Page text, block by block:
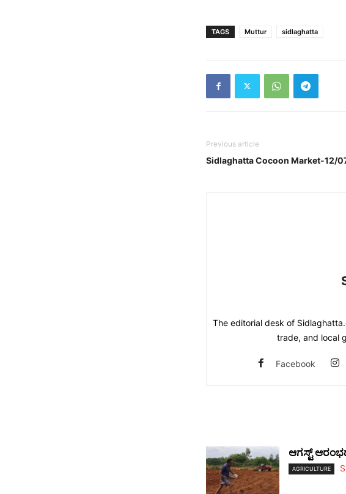
TAGS Muttur sidlaghatta
Previous article
Sidlaghatta Cocoon Market-12/
The editorial desk of
trade, and local
Facebook
ಆಗಸ್ಟ್
AGRICULTURE